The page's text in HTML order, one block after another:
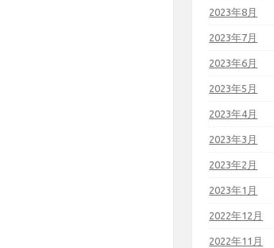
2023年8月
2023年7月
2023年6月
2023年5月
2023年4月
2023年3月
2023年2月
2023年1月
2022年12月
2022年11月